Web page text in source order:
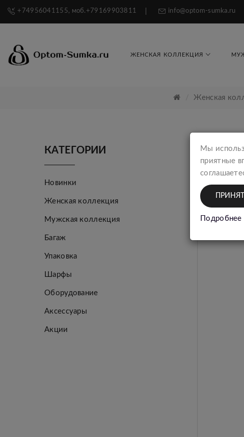
+74956041155, моб.+79169903811 info@optom-sumka.ru
ЖЕНСКАЯ КОЛЛЕКЦИЯ
Женская
КАТЕГОРИИ
Новинки
Женская коллекция
Мужская коллекция
Багаж
Упаковка
Шарфы
Оборудование
Аксессуары
Акции
Мы
приятные
Подробнее